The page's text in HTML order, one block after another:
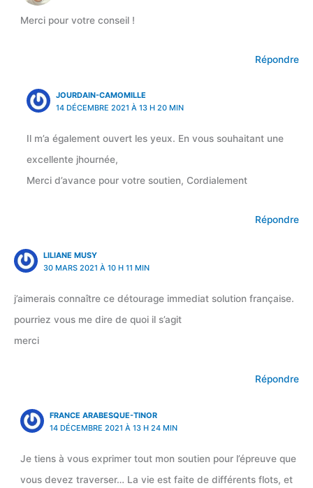
Merci pour votre conseil !
Répondre
JOURDAIN-CAMOMILLE
14 DÉCEMBRE 2021 À 13 H 20 MIN
Il m’a également ouvert les yeux. En vous souhaitant une
excellente jhournée,
Merci d’avance pour votre soutien, Cordialement
Répondre
LILIANE MUSY
30 MARS 2021 À 10 H 11 MIN
j’aimerais connaître ce détourage immediat solution française.
pourriez vous me dire de quoi il s’agit
merci
Répondre
FRANCE ARABESQUE-TINOR
14 DÉCEMBRE 2021 À 13 H 24 MIN
Je tiens à vous exprimer tout mon soutien pour l’épreuve que
vous devez traverser… La vie est faite de différents flots, et